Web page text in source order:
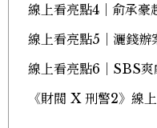
線上看亮點4｜俞承豪
線上看亮點5｜灑錢辦
線上看亮點6｜SBS爽
《財閥 X 刑警2》線